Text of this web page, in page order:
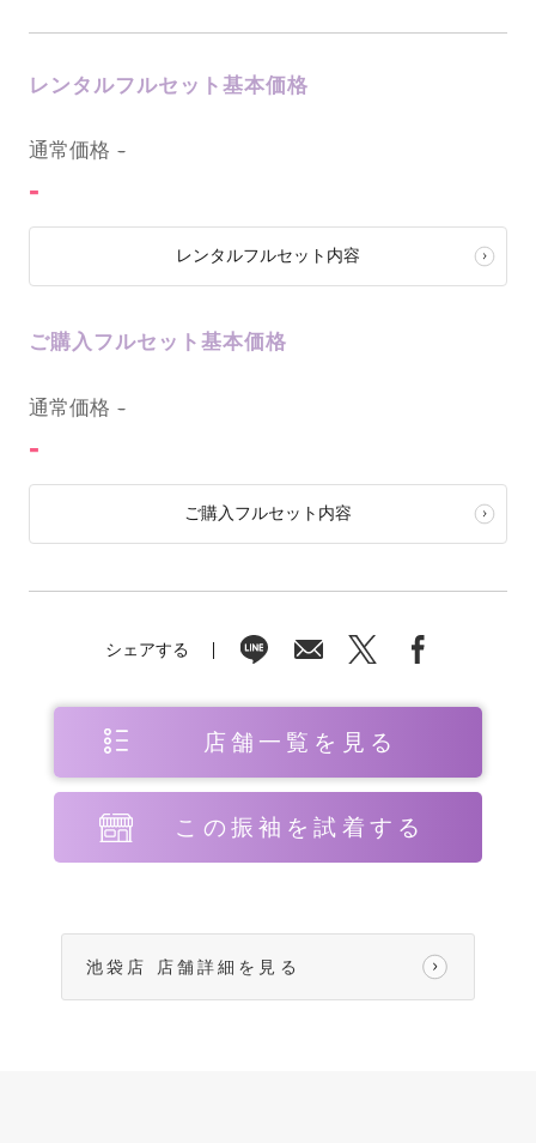
レンタルフルセット基本価格
通常価格 -
-
レンタルフルセット内容
ご購入フルセット基本価格
通常価格 -
-
ご購入フルセット内容
シェアする
店舗一覧を見る
この振袖を試着する
池袋店 店舗詳細を見る